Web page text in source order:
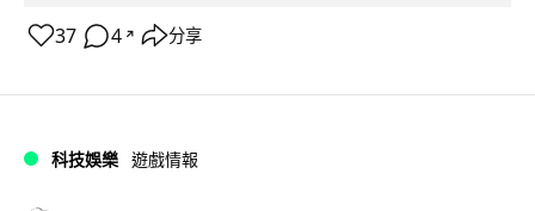
37 4 ↗ 分享
科技娛樂 遊戲情報